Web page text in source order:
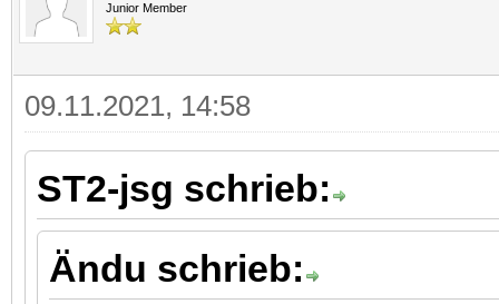
Junior Member
09.11.2021, 14:58
ST2-jsg schrieb:
Ändu schrieb: